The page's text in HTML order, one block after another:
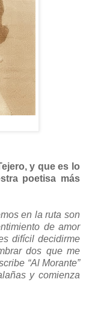
y que es lo
poetisa más
en la ruta son
de amor
difícil decidirme
dos que me
“Al Morante”
y comienza